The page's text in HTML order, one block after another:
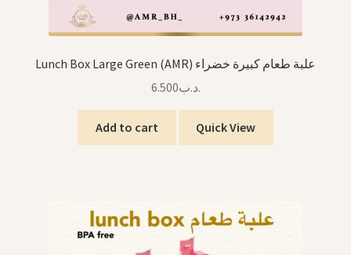
Lunch Box Large Green (AMR) علبة طعام كبيرة خضراء
.د.ب6.500
Add to cart Quick View